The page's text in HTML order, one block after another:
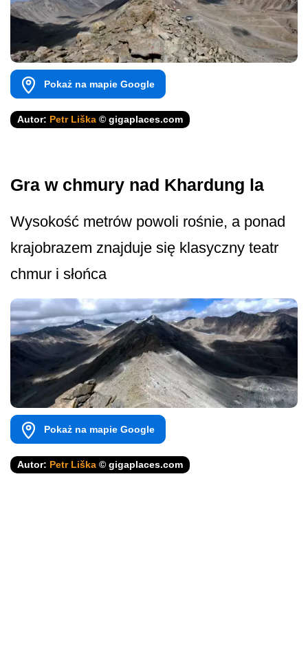
Pokaż na mapie Google
Autor: Petr Liška © gigaplaces.com
Gra w chmury nad Khardung la
Wysokość metrów powoli rośnie, a ponad
krajobrazem znajduje się klasyczny teatr
chmur i słońca
Pokaż na mapie Google
Autor: Petr Liška © gigaplaces.com